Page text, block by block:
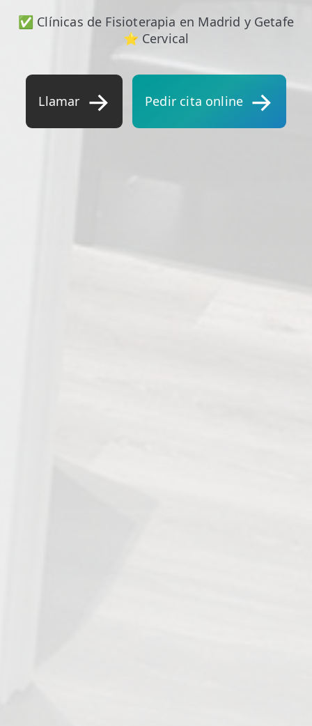
✅ Clínicas de Fisioterapia en Madrid y Getafe
⭐ Cervical
Llamar Pedir cita online